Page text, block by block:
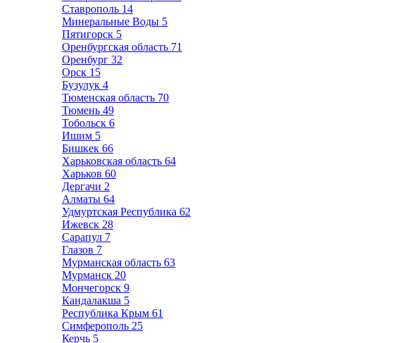
Ставрополь 14
Минеральные Воды 5
Пятигорск 5
Оренбургская область 71
Оренбург 32
Орск 15
Бузулук 4
Тюменская область 70
Тюмень 49
Тобольск 6
Ишим 5
Бишкек 66
Харьковская область 64
Харьков 60
Дергачи 2
Алматы 64
Удмуртская Республика 62
Ижевск 28
Сарапул 7
Глазов 7
Мурманская область 63
Мурманск 20
Мончегорск 9
Кандалакша 5
Республика Крым 61
Симферополь 25
Керчь 5